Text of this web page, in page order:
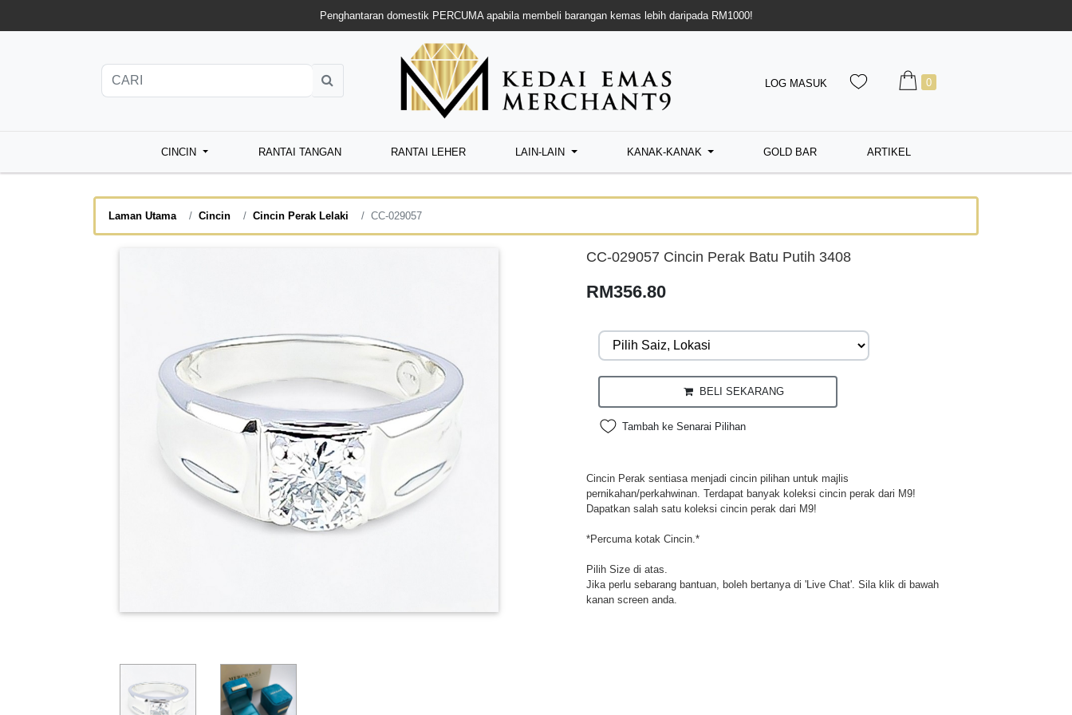
Penghantaran domestik PERCUMA apabila membeli barangan kemas lebih daripada RM1000!
LOG MASUK 0
CINCIN RANTAI TANGAN RANTAI LEHER LAIN-LAIN KANAK-KANAK GOLD BAR ARTIKEL
Laman Utama Cincin Cincin Perak Lelaki CC-029057
CC-029057 Cincin Perak Batu Putih 3408
RM356.80
BELI SEKARANG
Tambah ke Senarai Pilihan
Cincin Perak sentiasa menjadi cincin pilihan untuk majlis
pernikahan/perkahwinan. Terdapat banyak koleksi cincin perak dari M9!
Dapatkan salah satu koleksi cincin perak dari M9!
*Percuma kotak Cincin.*
Pilih Size di atas.
Jika perlu sebarang bantuan, boleh bertanya di 'Live Chat'. Sila klik di bawah
kanan screen anda.